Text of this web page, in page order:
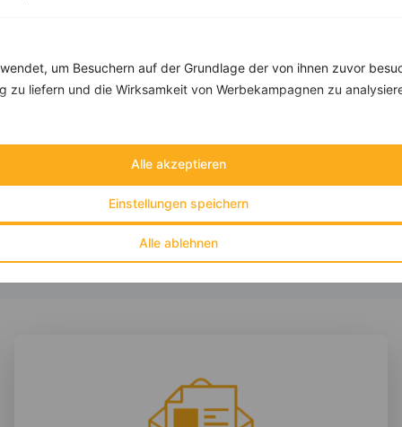
um Besuchern auf der Grundlage der von ihnen zuvor
zu liefern und die Wirksamkeit von Werbekampagnen zu
Alle ablehnen
Einstellungen speichern
Alle akzeptieren
‹ ›
Eiweiß:29 g
Kohlehydrate:44 g